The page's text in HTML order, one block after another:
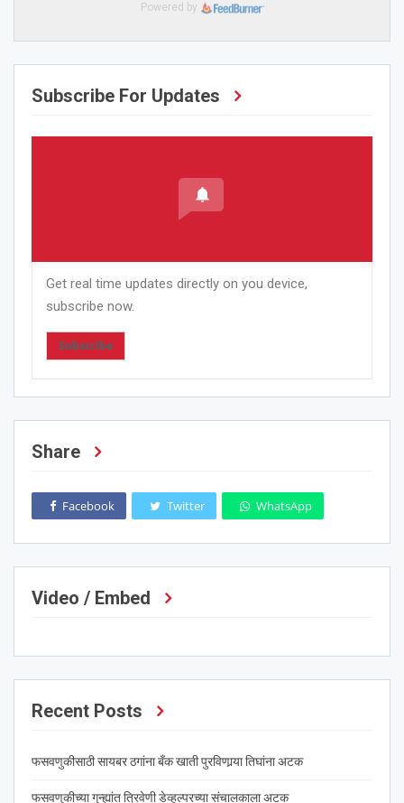
Powered by
Subscribe For Updates
Get real time updates directly on you device,
subscribe now.
Subscribe
Share
Facebook Twitter WhatsApp
Video / Embed
Recent Posts
फसवणुकीसाठी सायबर ठगांना बँक खाती पुरविणार्‍या तिघांना अटक
फसवणुकीच्या गुन्ह्यांत त्रिवेणी डेव्हल्परच्या संचालकाला अटक